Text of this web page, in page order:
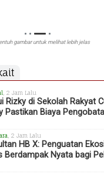
gambar untuk melihat lebih jelas
, 2 Jam Lalu
Rizky di Sekolah Rakyat
Pastikan Biaya
, 2 Jam Lalu
HB X: Penguatan
Berdampak Nyata bagi